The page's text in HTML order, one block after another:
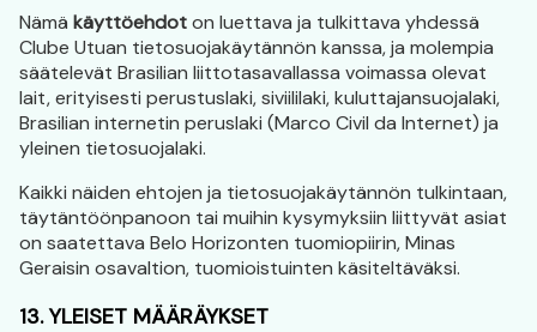
Nämä käyttöehdoton luettava ja tulkittava yhdessä
Clube Utuan tietosuojakäytännön kanssa, ja molempia
säätelevät Brasilian liittotasavallassa voimassa olevat
lait, erityisesti perustuslaki, siviililaki, kuluttajansuojalaki,
Brasilian internetin peruslaki (Marco Civil da Internet) ja
yleinen tietosuojalaki.
Kaikki näiden ehtojen ja tietosuojakäytännön tulkintaan,
täytäntöönpanoon tai muihin kysymyksiin liittyvät asiat
on saatettava Belo Horizonten tuomiopiirin, Minas
Geraisin osavaltion, tuomioistuinten käsiteltäväksi.
13. YLEISET MÄÄRÄYKSET